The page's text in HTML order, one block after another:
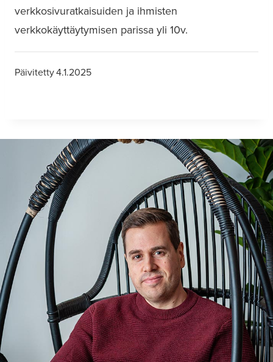
verkkosivuratkaisuiden ja ihmisten
verkkokäyttäytymisen parissa yli 10v.
Päivitetty4.1.2025